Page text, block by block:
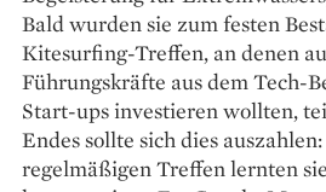
Bald wurden sie zum festen
Kitesurfing-Treffen, an denen
Führungskräfte aus dem Tech-
Start-ups investieren wollten,
Endes sollte sich dies
regelmäßigen Treffen lernten